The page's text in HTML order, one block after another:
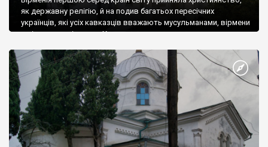
як державну релігію, й на подив багатьох пересічних
українців, які усіх кавказців вважають мусульманами, вірмени
є відданими вірянами Христа